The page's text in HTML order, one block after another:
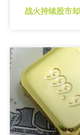
战火持续股市